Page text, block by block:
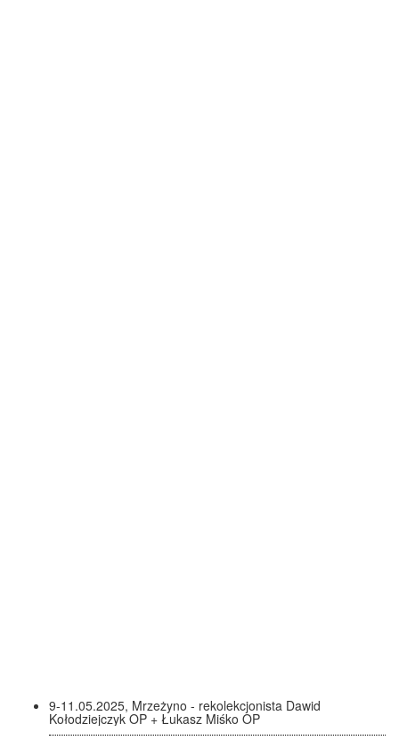
9-11.05.2025, Mrzeżyno - rekolekcjonista Dawid
Kołodziejczyk OP + Łukasz Miśko OP